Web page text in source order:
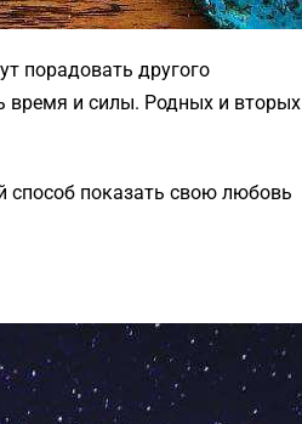
порадовать другого
время и силы. Родных и вторых
способ показать свою любовь